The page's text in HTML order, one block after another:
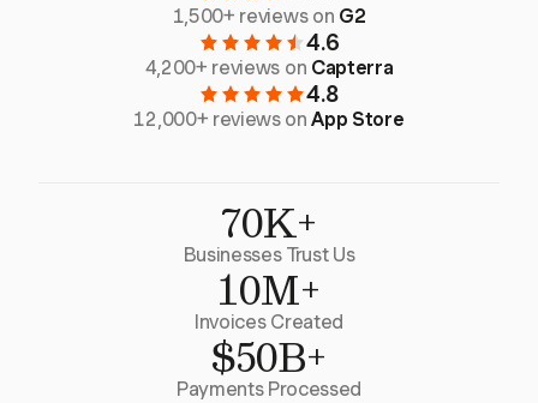
1,500+ reviews on G2
4.6
4,200+ reviews on Capterra
4.8
12,000+ reviews onApp Store
70K+
Businesses Trust Us
10M+
Invoices Created
$50B+
Payments Processed